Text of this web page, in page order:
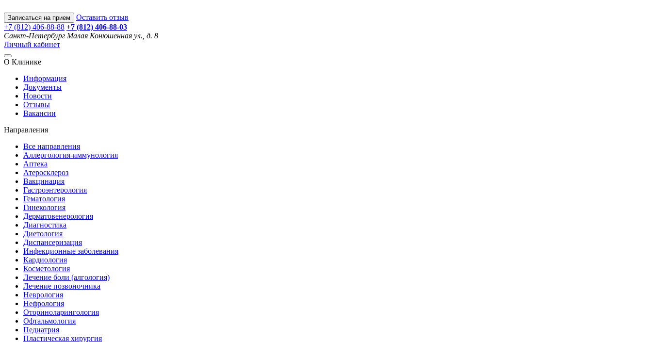
Записаться на прием
Оставить отзыв
+7 (812) 406-88-88 +7 (812) 406-88-03
Санкт-Петербург Малая Конюшенная ул., д. 8
Личный кабинет
О Клинике
Информация
Документы
Новости
Отзывы
Вакансии
Направления
Все направления
Аллергология-иммунология
Аптека
Атеросклероз
Вакцинация
Гастроэнтерология
Гематология
Гинекология
Дерматовенерология
Диагностика
Диетология
Диспансеризация
Инфекционные заболевания
Кардиология
Косметология
Лечение боли (алгология)
Лечение позвоночника
Неврология
Нефрология
Оториноларингология
Офтальмология
Педиатрия
Пластическая хирургия